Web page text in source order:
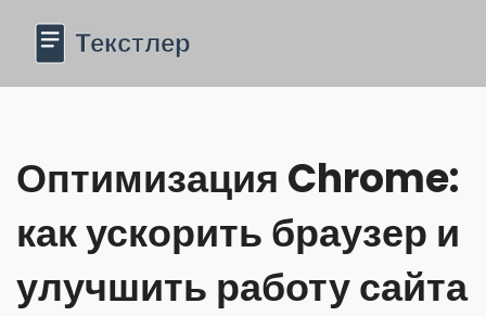
Оптимизация Chrome:
как ускорить браузер и
улучшить работу сайта